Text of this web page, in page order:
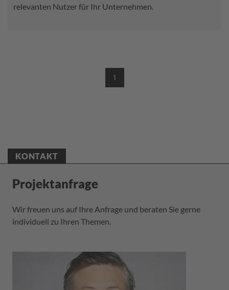
relevanten Nutzer für Ihr Unternehmen.
1(CURRENT)
KONTAKT
Projektanfrage
Wir freuen uns auf Ihre Anfrage und beraten Sie gerne
individuell zu Ihren Themen.